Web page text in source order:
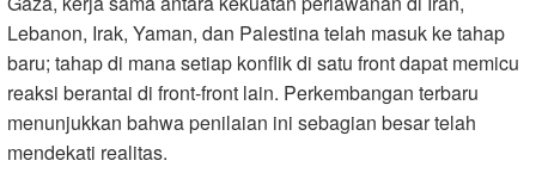
Lebanon, Irak, Yaman, dan Palestina telah masuk ke tahap
baru; tahap di mana setiap konflik di satu front dapat memicu
reaksi berantai di front-front lain. Perkembangan terbaru
menunjukkan bahwa penilaian ini sebagian besar telah
mendekati realitas.